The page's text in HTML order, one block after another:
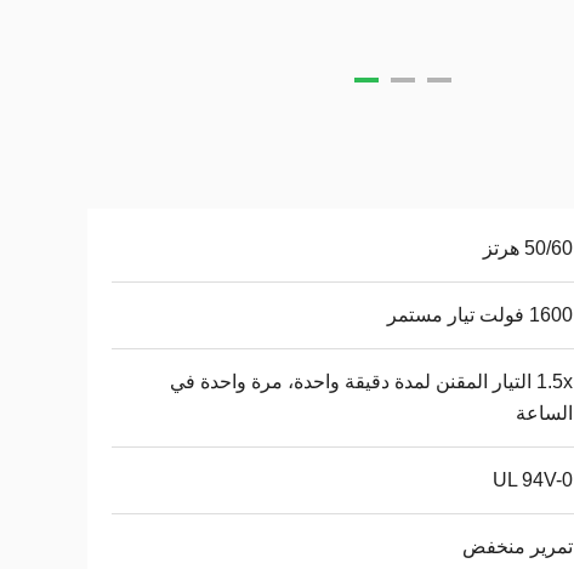
50/60 هرتز
1600 فولت تيار مستمر
1.5x التيار المقنن لمدة دقيقة واحدة، مرة واحدة في
الساعة
UL 94V-0
تمرير منخفض